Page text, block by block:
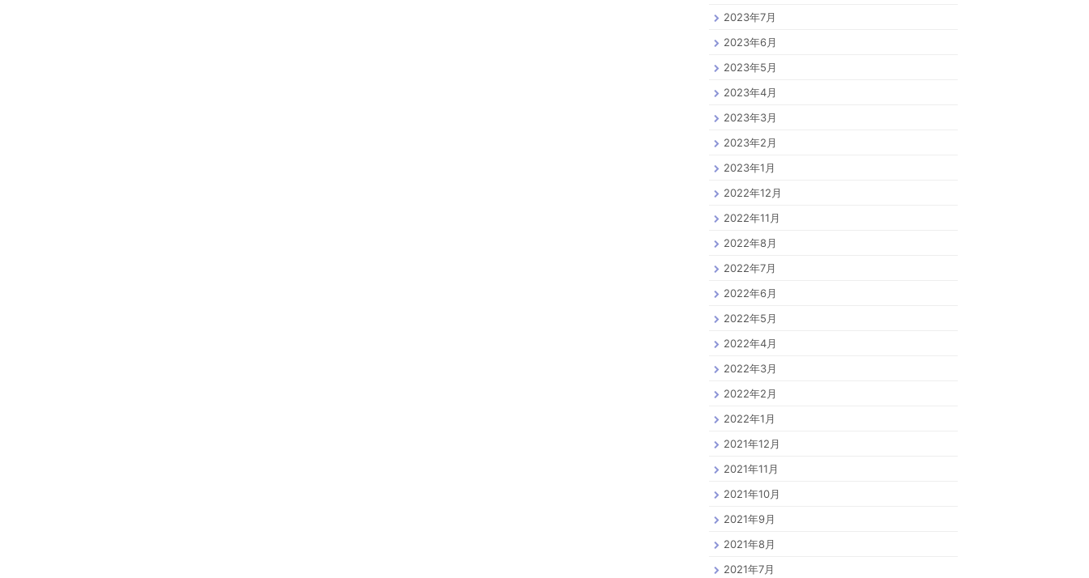
2023年7月
2023年6月
2023年5月
2023年4月
2023年3月
2023年2月
2023年1月
2022年12月
2022年11月
2022年8月
2022年7月
2022年6月
2022年5月
2022年4月
2022年3月
2022年2月
2022年1月
2021年12月
2021年11月
2021年10月
2021年9月
2021年8月
2021年7月